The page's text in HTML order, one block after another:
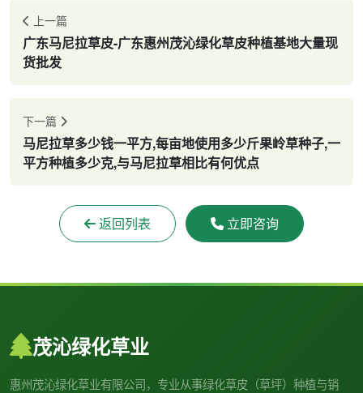
上一篇
广东马尼拉草皮-广东惠州茂沁绿化草皮种植基地大量现
货批发
下一篇
马尼拉草多少钱一平方,每亩地使用多少斤果岭草种子,一
平方种植多少克,与马尼拉草相比有何优点
返回列表 立即咨询
茂沁绿化草业
惠州茂沁绿化草业有限公司，专业从事绿化草皮（草坪）种植与销